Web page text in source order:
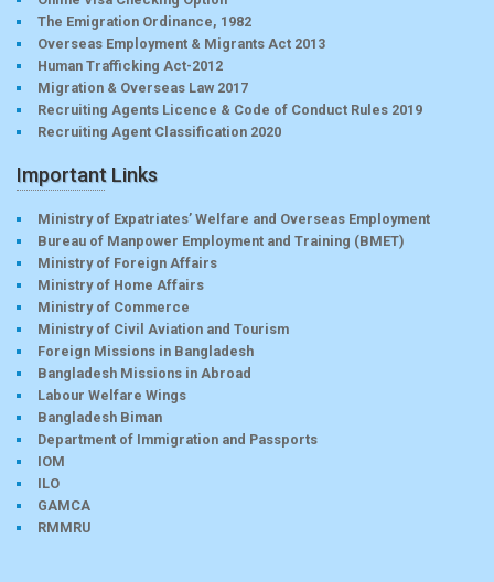
The Emigration Ordinance, 1982
Overseas Employment & Migrants Act 2013
Human Trafficking Act-2012
Migration & Overseas Law 2017
Recruiting Agents Licence & Code of Conduct Rules 2019
Recruiting Agent Classification 2020
Important Links
Ministry of Expatriates’ Welfare and Overseas Employment
Bureau of Manpower Employment and Training (BMET)
Ministry of Foreign Affairs
Ministry of Home Affairs
Ministry of Commerce
Ministry of Civil Aviation and Tourism
Foreign Missions in Bangladesh
Bangladesh Missions in Abroad
Labour Welfare Wings
Bangladesh Biman
Department of Immigration and Passports
IOM
ILO
GAMCA
RMMRU